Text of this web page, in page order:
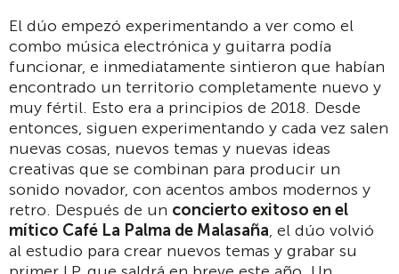
El dúo empezó experimentando a ver como el
combo música electrónica y guitarra podía
funcionar, e inmediatamente sintieron que habían
encontrado un territorio completamente nuevo y
muy fértil. Esto era a principios de 2018. Desde
entonces, siguen experimentando y cada vez salen
nuevas cosas, nuevos temas y nuevas ideas
creativas que se combinan para producir un
sonido novador, con acentos ambos modernos y
retro. Después de un concierto exitoso en el
mítico Café La Palma de Malasaña, el dúo volvió
al estudio para crear nuevos temas y grabar su